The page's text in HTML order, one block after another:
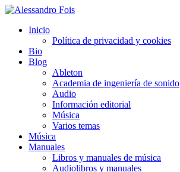
Inicio
Política de privacidad y cookies
Bio
Blog
Ableton
Academia de ingeniería de sonido
Audio
Información editorial
Música
Varios temas
Música
Manuales
Libros y manuales de música
Audiolibros y manuales